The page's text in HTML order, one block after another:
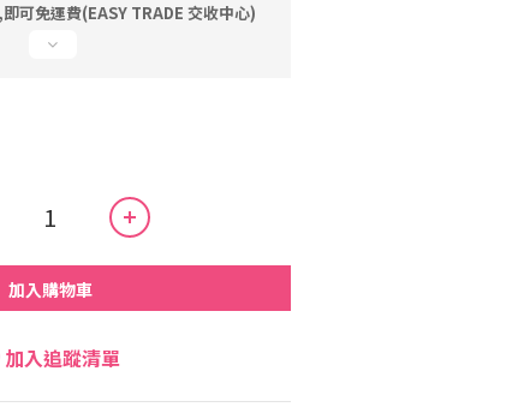
可免運費(EASY TRADE 交收中心)
加入購物車
加入追蹤清單